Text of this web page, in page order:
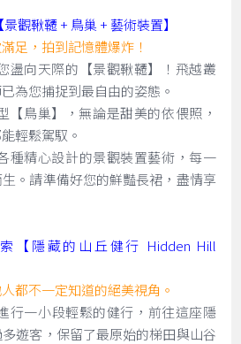
觀鞦韆 + 鳥巢 + 藝術裝置】
足，拍到記憶體爆炸！
盪向天際的【景觀鞦韆】！飛越叢
為您捕捉到最自由的姿態。
【鳥巢】，無論是甜美的依偎照，
輕鬆駕馭。
種精心設計的景觀裝置藝術，每一
。請準備好您的鮮豔長裙，盡情享
【隱藏的山丘健行 Hidden Hill
都不一定知道的絕美視角。
行一小段輕鬆的健行，前往這座隱
遊客，保留了最原始的梯田與山谷